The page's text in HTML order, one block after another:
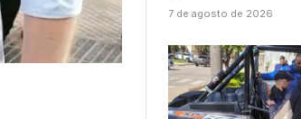
7 de agosto de 2026